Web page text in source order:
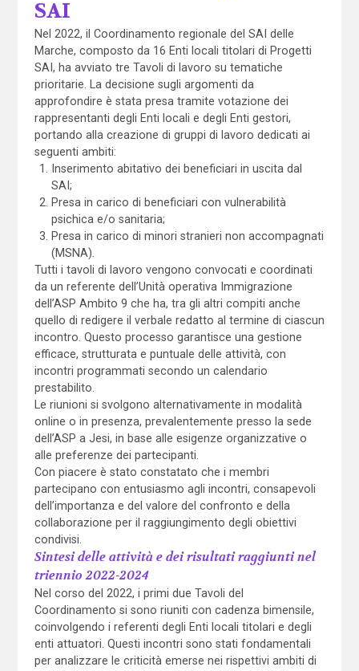
SAI
Nel 2022, il Coordinamento regionale del SAI delle
Marche, composto da 16 Enti locali titolari di Progetti
SAI, ha avviato tre Tavoli di lavoro su tematiche
prioritarie. La decisione sugli argomenti da
approfondire è stata presa tramite votazione dei
rappresentanti degli Enti locali e degli Enti gestori,
portando alla creazione di gruppi di lavoro dedicati ai
seguenti ambiti:
Inserimento abitativo dei beneficiari in uscita dal
SAI;
Presa in carico di beneficiari con vulnerabilità
psichica e/o sanitaria;
Presa in carico di minori stranieri non accompagnati
(MSNA).
Tutti i tavoli di lavoro vengono convocati e coordinati
da un referente dell’Unità operativa Immigrazione
dell’ASP Ambito 9 che ha, tra gli altri compiti anche
quello di redigere il verbale redatto al termine di ciascun
incontro. Questo processo garantisce una gestione
efficace, strutturata e puntuale delle attività, con
incontri programmati secondo un calendario
prestabilito.
Le riunioni si svolgono alternativamente in modalità
online o in presenza, prevalentemente presso la sede
dell’ASP a Jesi, in base alle esigenze organizzative o
alle preferenze dei partecipanti.
Con piacere è stato constatato che i membri
partecipano con entusiasmo agli incontri, consapevoli
dell’importanza e del valore del confronto e della
collaborazione per il raggiungimento degli obiettivi
condivisi.
Sintesi delle attività e dei risultati raggiunti nel
triennio 2022-2024
Nel corso del 2022, i primi due Tavoli del
Coordinamento si sono riuniti con cadenza bimensile,
coinvolgendo i referenti degli Enti locali titolari e degli
enti attuatori. Questi incontri sono stati fondamentali
per analizzare le criticità emerse nei rispettivi ambiti di